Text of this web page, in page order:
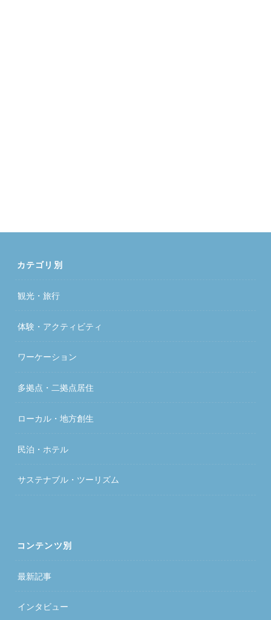
カテゴリ別
観光・旅行
体験・アクティビティ
ワーケーション
多拠点・二拠点居住
ローカル・地方創生
民泊・ホテル
サステナブル・ツーリズム
コンテンツ別
最新記事
インタビュー